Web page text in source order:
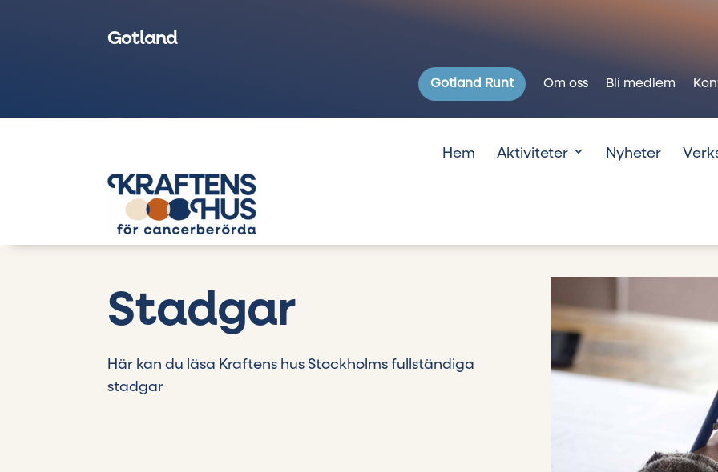
Gotland
Gotland Runt Om oss Bli medlem
Hem Aktiviteter Nyheter
Stadgar
Här kan du läsa Kraftens hus Stockholms fullständiga
stadgar